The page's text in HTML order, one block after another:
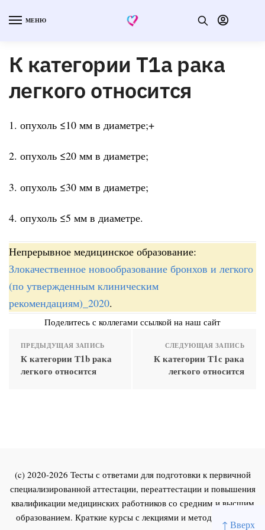
↑ Вверх
МЕНЮ
К категории Т1а рака
легкого относится
1. опухоль ≤10 мм в диаметре;+
2. опухоль ≤20 мм в диаметре;
3. опухоль ≤30 мм в диаметре;
4. опухоль ≤5 мм в диаметре.
Непрерывное медицинское образование:
Злокачественное новообразование бронхов и легкого
(по утвержденным клиническим
рекомендациям)_2020.
Поделитесь с коллегами ссылкой на наш сайт
ПРЕДЫДУЩАЯ ЗАПИСЬ
К категории Т1b рака
легкого относится
СЛЕДУЮЩАЯ ЗАПИСЬ
К категории Т1с рака
легкого относится
(c) 2020-2026 Тесты с ответами для подготовки к первичной
специализированной аттестации, переаттестации и повышения
квалификации медицинских работников со средним и высшим
образованием. Краткие курсы с лекциями и методическими